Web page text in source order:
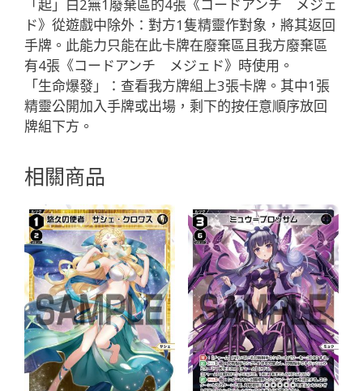
ド
「白
色
精
靈
奏
古
兵
器
LV1
有
LB」
數
量
「起」白2無1廢棄區的4張《コードアンチ メジェ
ド》從遊戲中除外：對方1隻精靈作對象，將其返回
手牌。此能力只能在此卡牌在廢棄區且我方廢棄區
有4張《コードアンチ メジェド》時使用。
「生命爆發」：查看我方牌組上3張卡牌。其中1張
精靈公開加入手牌或出場，剩下的按任意順序放回
牌組下方。
相關商品